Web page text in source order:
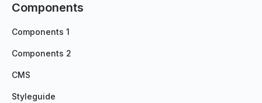
Components
Components 1
Components 2
CMS
Styleguide